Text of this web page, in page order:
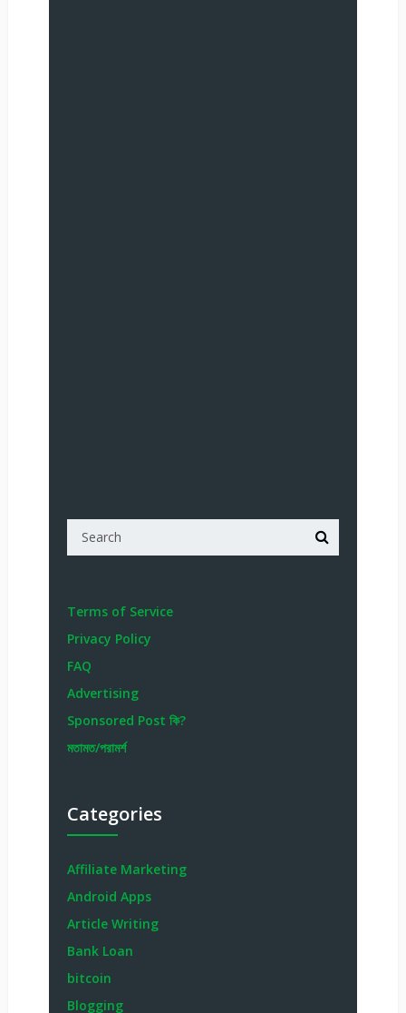
Terms of Service
Privacy Policy
FAQ
Advertising
Sponsored Post কি?
মতামত/পরামর্শ
Categories
Affiliate Marketing
Android Apps
Article Writing
Bank Loan
bitcoin
Blogging